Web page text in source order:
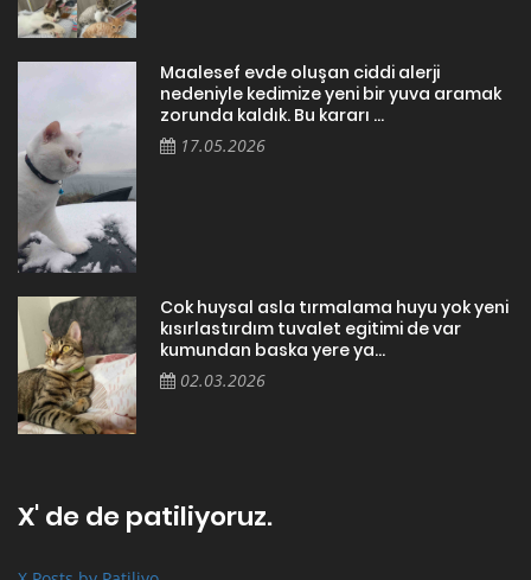
Maalesef evde oluşan ciddi alerji
nedeniyle kedimize yeni bir yuva aramak
zorunda kaldık. Bu kararı ...
17.05.2026
Cok huysal asla tırmalama huyu yok yeni
kısırlastırdım tuvalet egitimi de var
kumundan baska yere ya...
02.03.2026
X' de de patiliyoruz.